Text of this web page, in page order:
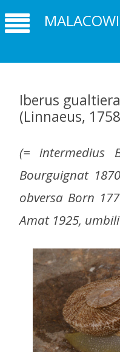
Iberus
(Linnaeus,
(= intermedius
Bourguignat
obversa Born
Amat 1925,